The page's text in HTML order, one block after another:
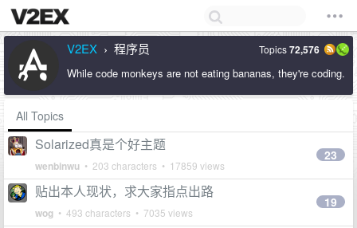
V2EX › 程序员 Topics72,576
While code monkeys are not eating bananas, they're coding.
All Topics
Solarized真是个好主题
wenbinwu • 203 characters • 17859 views
23
贴出本人现状，求大家指点出路
wog • 493 characters • 7035 views
19